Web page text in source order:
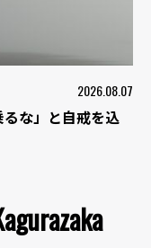
2026.08.07
な」と自戒を込